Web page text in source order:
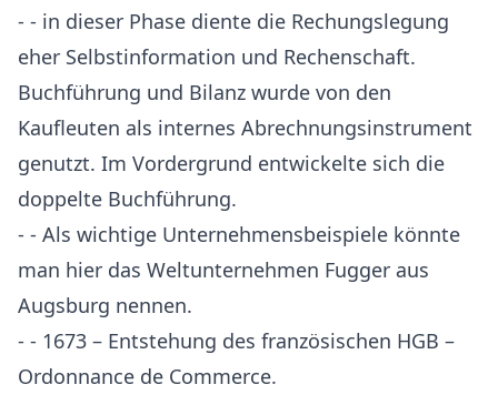
- - in dieser Phase diente die Rechungslegung
eher Selbstinformation und Rechenschaft.
Buchführung und Bilanz wurde von den
Kaufleuten als internes Abrechnungsinstrument
genutzt. Im Vordergrund entwickelte sich die
doppelte Buchführung.
- - Als wichtige Unternehmensbeispiele könnte
man hier das Weltunternehmen Fugger aus
Augsburg nennen.
- - 1673 – Entstehung des französischen HGB –
Ordonnance de Commerce.